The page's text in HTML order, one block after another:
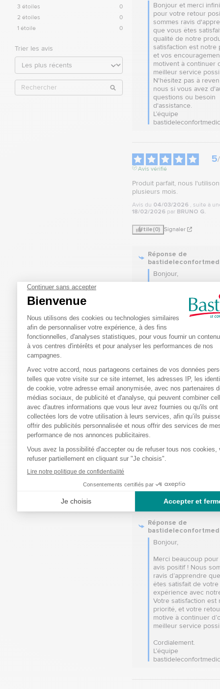
3 étoiles
0
2 étoiles
0
1 étoile 0
Trier les avis
Bonjour et merci
pour votre retour
sommes ravis
que vous êtes
qualité de notre
satisfaction est notre
et vos
motivent à continuer
meilleur service
N'hésitez pas à
nous si vous avez
questions ou besoin
d'assistance.
L’équipe
5/
Avis vérifié
Produit parfait, nous
plusieurs mois.
Avis du 04/03/2026 , suite à
18/02/2026 par BRUNO G.
Utile(0) Signaler
Réponse de
Bonjour,
retour positif ! Nous
ravis d'apprendre
produit a su
attentes et qu'il vous
accompagne depuis
mois. Votre
notre priorité, et nous
servir au mieux.
Cordialement.
L’équipe
Avis vérifié
Excellent
Benjamin C.
Signaler
Réponse de
Bonjour,
Merci beaucoup
avis positif ! Nous
ravis d’apprendre
êtes satisfait de votre
expérience avec
Votre satisfaction est
priorité, et votre
motive à continuer
meilleur service
Cordialement.
L’équipe